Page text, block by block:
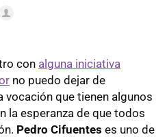
con alguna iniciativa
no puedo dejar de
que tienen algunos
la esperanza de que todos
Pedro Cifuentes es uno de